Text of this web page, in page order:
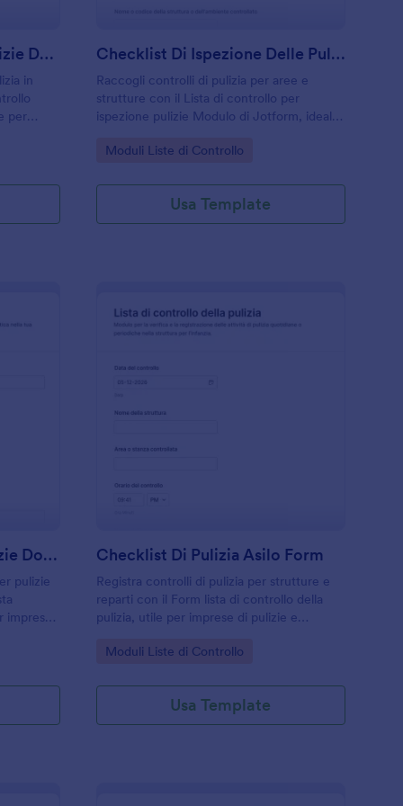
Lista Di Controllo Per Pulizie Delle Scuole Superiori Form
in
per
Checklist Di Ispezione Delle Pulizie Modulo
Raccogli controlli di pulizia per aree e
strutture con il Lista di controllo per
ispezione pulizie Modulo di Jotform, ideale
management che vogliono monitorare
Go to Category:
Moduli Liste di Controllo
Usa Template
Modulo Di Stima Per Pulizie Domestiche
pulizie
imprese
Checklist Di Pulizia Asilo Form
Registra controlli di pulizia per strutture e
reparti con il Form lista di controllo della
pulizia, utile per imprese di pulizie e
la raccolta dati e la gestione delle risposte
Go to Category:
Moduli Liste di Controllo
Usa Template